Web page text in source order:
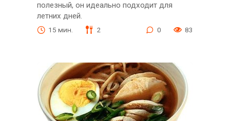
полезный, он идеально подходит для
летних дней.
15 мин. 2 0 83